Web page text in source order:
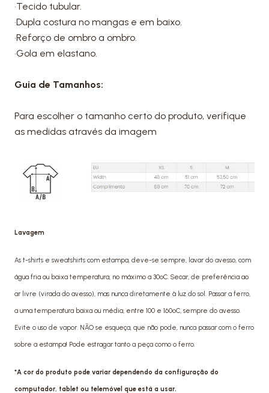
•Tecido tubular.
•Dupla costura no mangas e em baixo.
•Reforço de ombro a ombro.
•Gola em elastano.
Guia de Tamanhos:
Para escolher o tamanho certo do produto, verifique
as medidas através da imagem
Lavagem
As t-shirts e sweatshirts com estampa, deve-se sempre, lavar do avesso, com
água fria ou baixa temperatura, no máximo a 30ºC. Secar, de preferência ao
ar livre (virada do avesso), mas nunca diretamente à luz do sol. Passar a ferro,
a uma temperatura baixa ou média, entre 100 e 160ºC, sempre do avesso.
Evite o uso de vapor. NÃO se esqueça, que não pode, nunca passar com o ferro
sobre a estampa! Pode estragar tanto a peça como o ferro.
*A cor do produto pode variar dependendo da configuração do
computador, tablet ou telemóvel que está a usar.